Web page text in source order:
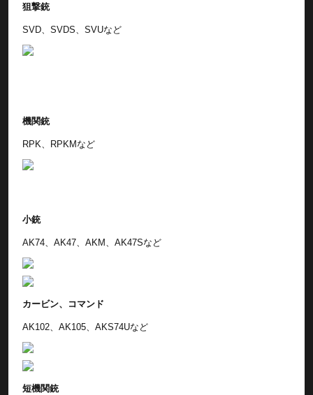
狙撃銃
SVD、SVDS、SVUなど
機関銃
RPK、RPKMなど
小銃
AK74、AK47、AKM、AK47Sなど
カービン、コマンド
AK102、AK105、AKS74Uなど
短機関銃